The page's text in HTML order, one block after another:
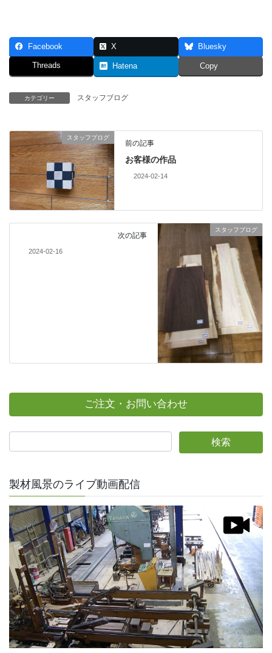
Facebook X Bluesky
Threads Hatena Copy
カテゴリー スタッフブログ
スタッフブログ
前の記事
お客様の作品
2024-02-14
スタッフブログ
次の記事
2024-02-16
ご注文・お問い合わせ
製材風景のライブ動画配信